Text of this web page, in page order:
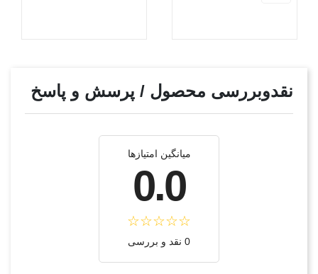
نقدوبررسی محصول / پرسش و پاسخ
میانگین امتیازها
0.0
0 نقد و بررسی